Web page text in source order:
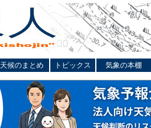
天候のまとめ トピックス 気象の本棚